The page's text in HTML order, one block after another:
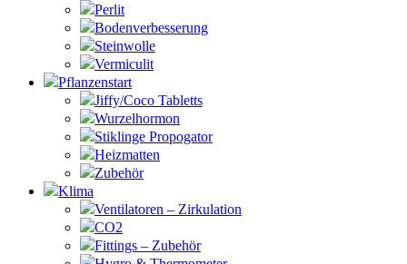
Perlit
Bodenverbesserung
Steinwolle
Vermiculit
Pflanzenstart
Jiffy/Coco Tabletts
Wurzelhormon
Stiklinge Propogator
Heizmatten
Zubehör
Klima
Ventilatoren – Zirkulation
CO2
Fittings – Zubehör